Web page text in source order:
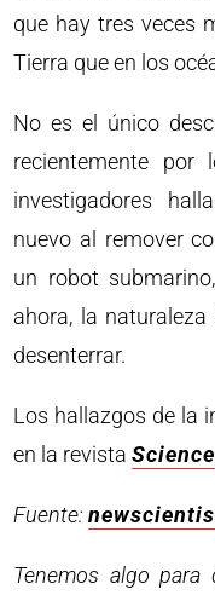
que hay tres veces
Tierra que en los
No es el único
recientemente por
investigadores
nuevo al remover
un robot
ahora, la
desenterrar.
Los hallazgos de la
en la revistaScience
Fuente:
Tenemos algo para